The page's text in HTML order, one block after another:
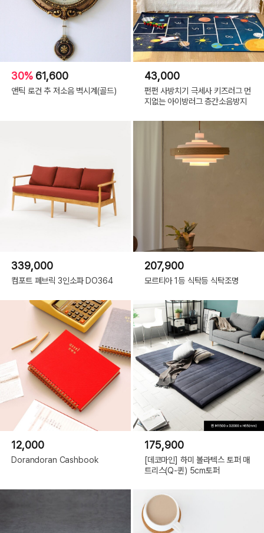
30% 61,600
앤틱 로건 추 저소음 벽시계(골드)
43,000
펀펀 사방치기 극세사 키즈러그 먼
지없는 아이방러그 층간소음방지
339,000
컴포트 페브릭 3인소파 DO364
207,900
모르티아 1등 식탁등 식탁조명
12,000
Dorandoran Cashbook
175,900
[데코마인] 하미 볼라텍스 토퍼 매
트리스(Q-퀸) 5cm토퍼